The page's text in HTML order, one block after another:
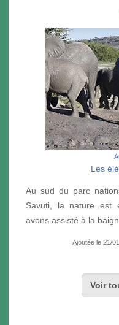
Les
Au sud du parc
Savuti, la nature est
avons assisté à la
Ajoutée le 21/
Voir